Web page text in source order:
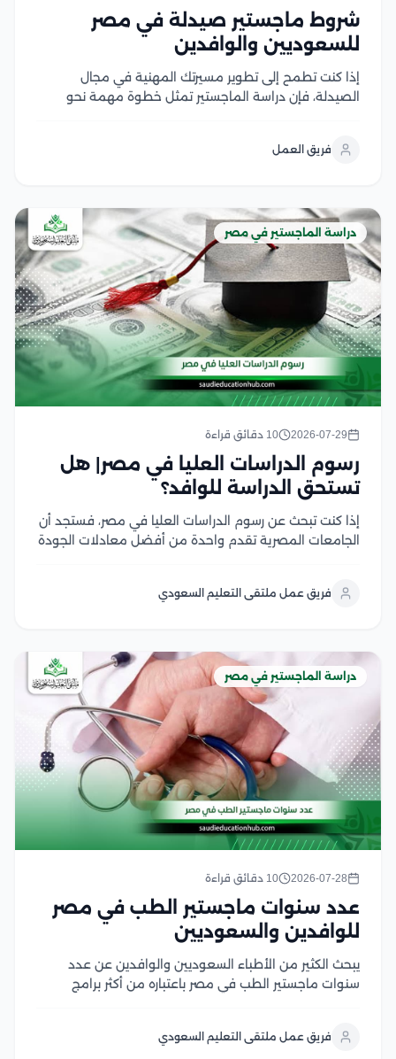
شروط ماجستير صيدلة في مصر
للسعوديين والوافدين
إذا كنت تطمح إلى تطوير مسيرتك المهنية في مجال
الصيدلة، فإن دراسة الماجستير تمثل خطوة مهمة نحو
القبول، والوثائق المطلوبة، وآلية التسجيل في الجامعات...
فريق العمل
دراسة الماجستير في مصر
2026-07-29 10 دقائق قراءة
رسوم الدراسات العليا في مصر| هل
تستحق الدراسة للوافد؟
إذا كنت تبحث عن رسوم الدراسات العليا في مصر، فستجد أن
الجامعات المصرية تقدم واحدة من أفضل معادلات الجودة
والتخصص، والدرجة العلمية، مع وجود...
فريق عمل ملتقى التعليم السعودي
دراسة الماجستير في مصر
2026-07-28 10 دقائق قراءة
عدد سنوات ماجستير الطب في مصر
للوافدين والسعوديين
يبحث الكثير من الأطباء السعوديين والوافدين عن عدد
سنوات ماجستير الطب في مصر باعتباره من أكثر برامج
كما يهتم الأطباء بمعرفة مدة دراسة الماجستير في...
فريق عمل ملتقى التعليم السعودي